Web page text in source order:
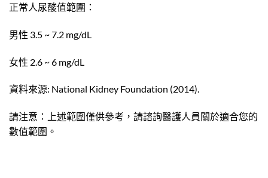
正常人尿酸值範圍：
男性 3.5 ~ 7.2 mg/dL
女性 2.6 ~ 6 mg/dL
資料來源: National Kidney Foundation (2014).
請注意：上述範圍僅供參考，請諮詢醫護人員關於適合您的
數值範圍。